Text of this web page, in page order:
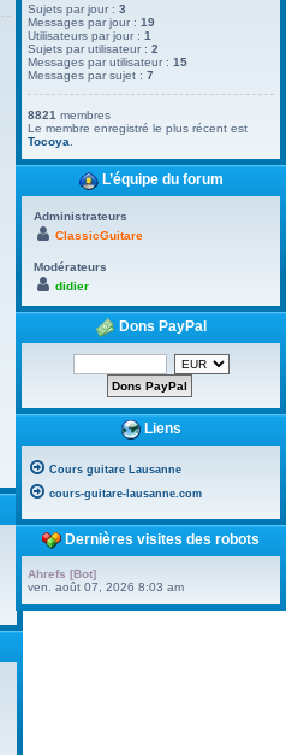
Sujets par jour :3
Messages par jour :19
Utilisateurs par jour :1
Sujets par utilisateur :2
Messages par utilisateur :15
Messages par sujet :7
8821 membres
Le membre enregistré le plus récent est
Tocoya
L’équipe du forum
Administrateurs
ClassicGuitare
Modérateurs
didier
Dons PayPal
Liens
Cours guitare Lausanne
cours-guitare-lausanne.com
Dernières visites des robots
Ahrefs [Bot]
ven. août 07, 2026 8:03 am